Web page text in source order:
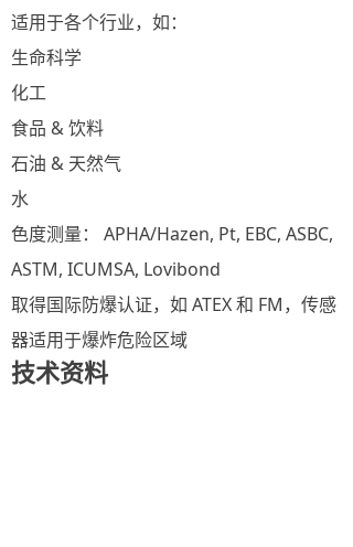
适用于各个行业，如：
生命科学
化工
食品 & 饮料
石油 & 天然气
水
色度测量： APHA/Hazen, Pt, EBC, ASBC,
ASTM, ICUMSA, Lovibond
取得国际防爆认证，如 ATEX 和 FM，传感
器适用于爆炸危险区域
技术资料